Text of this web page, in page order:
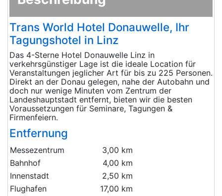
Trans World Hotel Donauwelle, Ihr
Tagungshotel in Linz
Das 4-Sterne Hotel Donauwelle Linz in
verkehrsgünstiger Lage ist die ideale Location für
Veranstaltungen jeglicher Art für bis zu 225 Personen.
Direkt an der Donau gelegen, nahe der Autobahn und
doch nur wenige Minuten vom Zentrum der
Landeshauptstadt entfernt, bieten wir die besten
Voraussetzungen für Seminare, Tagungen &
Firmenfeiern.
Entfernung
Messezentrum
3,00 km
Bahnhof
4,00 km
Innenstadt
2,50 km
Flughafen
17,00 km